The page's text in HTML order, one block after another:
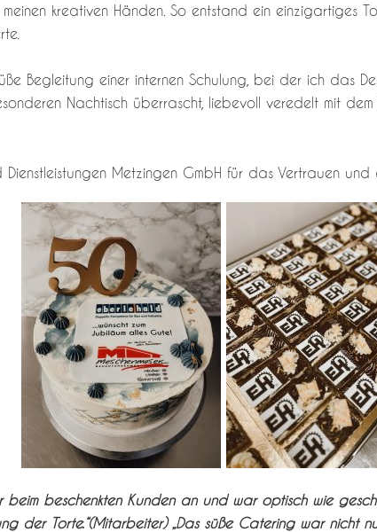
kreativen Händen. So entstand ein einzigartiges
Begleitung einer internen Schulung, bei der ich das
Nachtisch überrascht, liebevoll veredelt mit
Metzingen GmbH für das Vertrauen und
beim beschenkten Kunden an und war optisch wie
der Torte.“(Mitarbeiter) „Das süße Catering war nicht